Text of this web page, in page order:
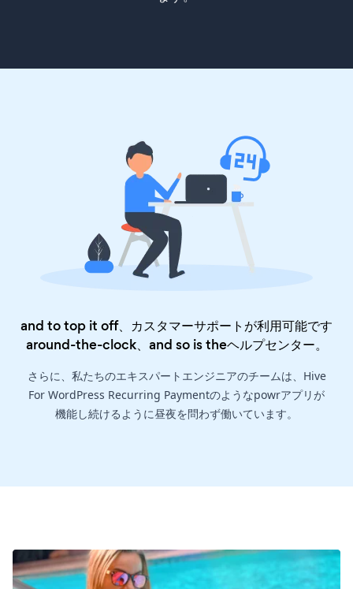
and to top it off、カスタマーサポートが利用可能です
around-the-clock、and so is theヘルプセンター。
さらに、私たちのエキスパートエンジニアのチームは、Hive
For WordPress Recurring Paymentのようなpowrアプリが
機能し続けるように昼夜を問わず働いています。